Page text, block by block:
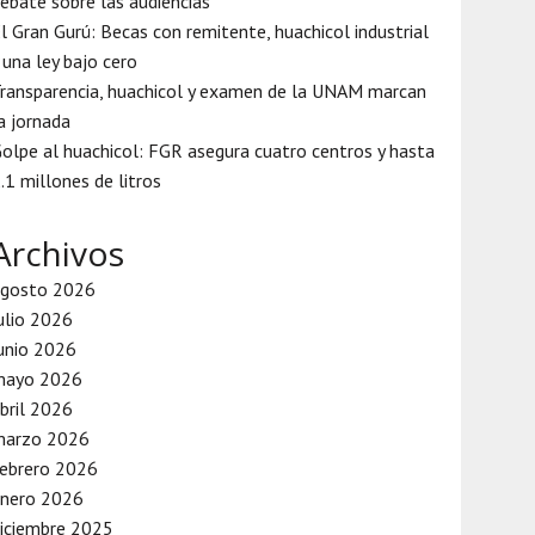
Gran Gurú: Becas con remitente, huachicol industrial
una ley bajo cero
huachicol y examen de la UNAM marcan
jornada
al huachicol: FGR asegura cuatro centros y hasta
millones de litros
2026
2026
2026
2026
2026
2026
2026
2026
2025